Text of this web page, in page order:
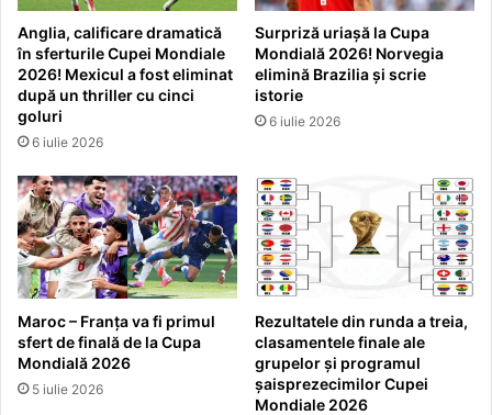
Anglia, calificare dramatică
în sferturile Cupei Mondiale
2026! Mexicul a fost eliminat
după un thriller cu cinci
goluri
6 iulie 2026
Surpriză uriașă la Cupa
Mondială 2026! Norvegia
elimină Brazilia și scrie
istorie
6 iulie 2026
Maroc – Franța va fi primul
sfert de finală de la Cupa
Mondială 2026
5 iulie 2026
Rezultatele din runda a treia,
clasamentele finale ale
grupelor și programul
șaisprezecimilor Cupei
Mondiale 2026